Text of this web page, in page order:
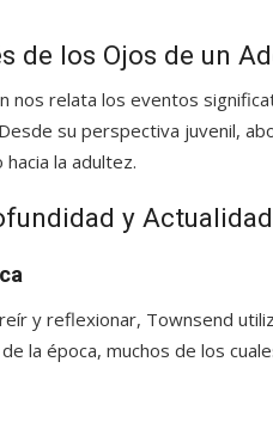
de los Ojos de un
nos relata los eventos
su perspectiva juvenil,
la adultez.
y Actualidad
y reflexionar, Townsend
la época, muchos de los